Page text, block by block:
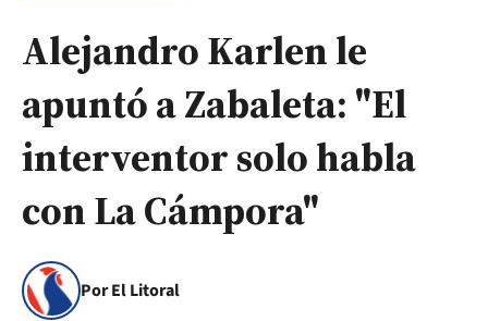
Alejandro Karlen le
apuntó a Zabaleta: "El
interventor solo habla
con La Cámpora"
Por El Litoral